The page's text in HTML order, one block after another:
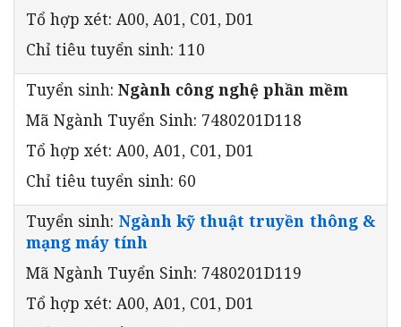
Tổ hợp xét: A00, A01, C01, D01
Chỉ tiêu tuyển sinh: 110
Tuyển sinh: Ngành công nghệ phần mềm
Mã Ngành Tuyển Sinh: 7480201D118
Tổ hợp xét: A00, A01, C01, D01
Chỉ tiêu tuyển sinh: 60
Tuyển sinh: Ngành kỹ thuật truyền thông &
mạng máy tính
Mã Ngành Tuyển Sinh: 7480201D119
Tổ hợp xét: A00, A01, C01, D01